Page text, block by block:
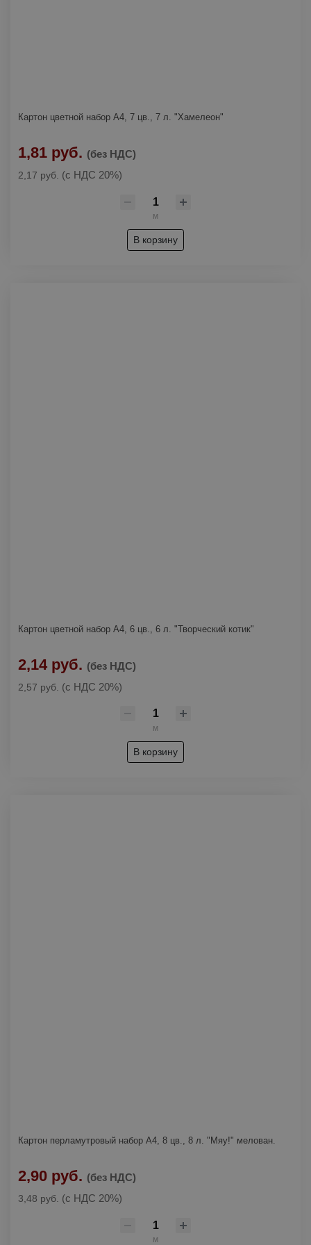
Картон цветной набор А4, 7 цв., 7 л. "Хамелеон"
1,81 руб. (без НДС)
2,17 руб. (с НДС 20%)
м
В корзину
Картон цветной набор А4, 6 цв., 6 л. "Творческий котик"
2,14 руб. (без НДС)
2,57 руб. (с НДС 20%)
м
В корзину
Картон перламутровый набор А4, 8 цв., 8 л. "Мяу!" мелован.
2,90 руб. (без НДС)
3,48 руб. (с НДС 20%)
м